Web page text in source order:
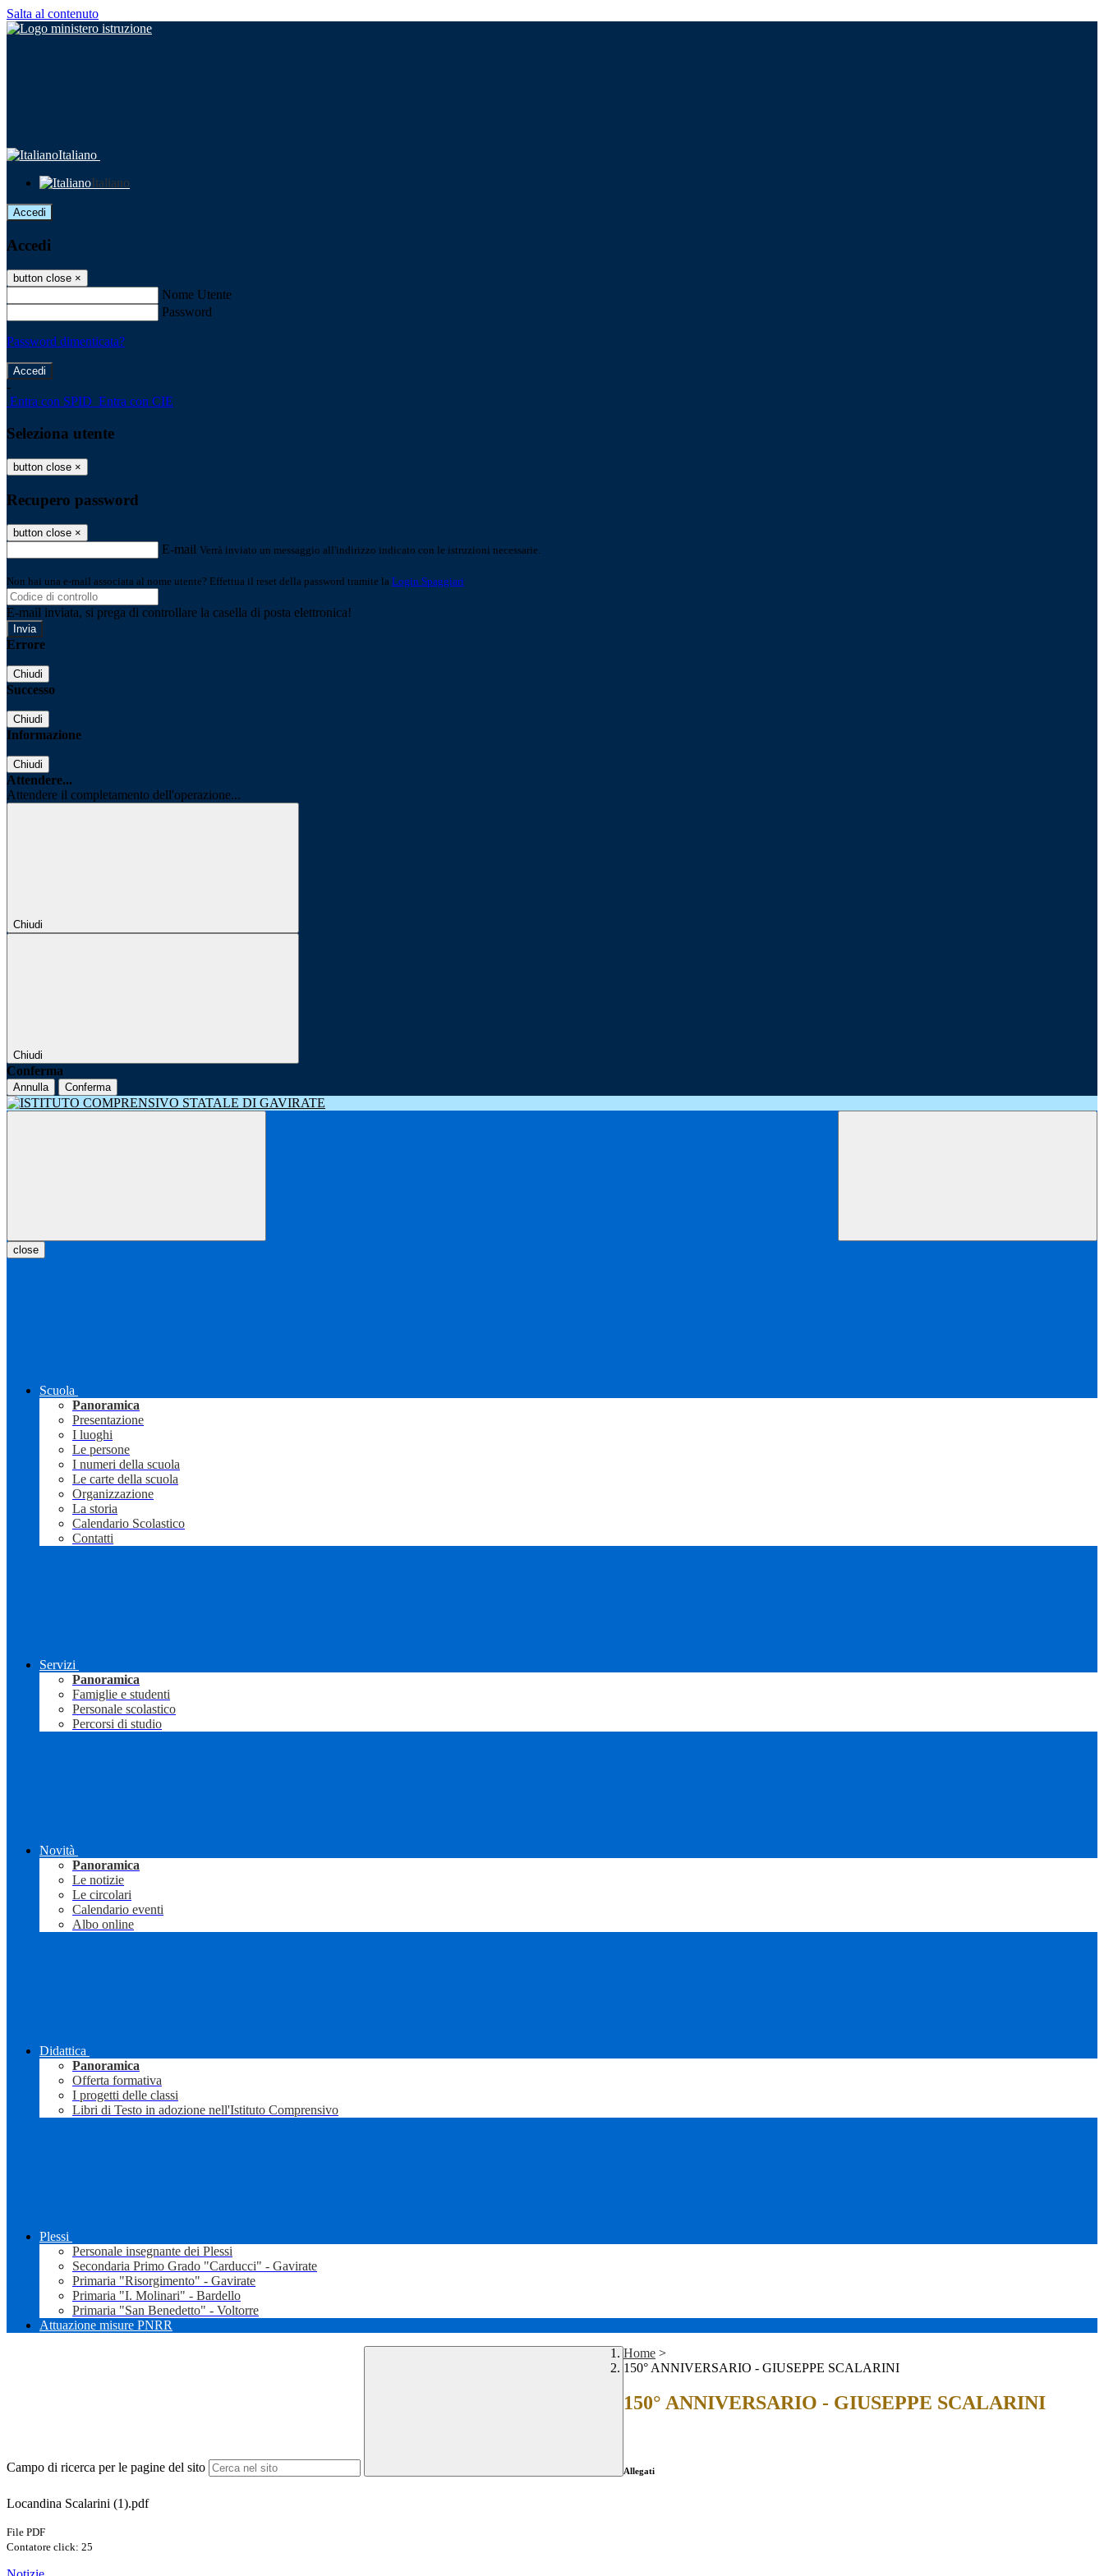
Salta al contenuto
Italiano
Italiano
Accedi
Accedi
button close ×
Nome Utente
Password
Password dimenticata?
-
Entra con SPID Entra con CIE
Seleziona utente
button close ×
Recupero password
button close ×
E-mail Verrà inviato un messaggio all'indirizzo indicato con le istruzioni necessarie.
Non hai una e-mail associata al nome utente? Effettua il reset della password tramite la Login Spaggiari
E-mail inviata, si prega di controllare la casella di posta elettronica!
Errore
Chiudi
Successo
Chiudi
Informazione
Chiudi
Attendere...
Attendere il completamento dell'operazione...
Chiudi
Chiudi
Conferma
Annulla Conferma
close
Scuola
Panoramica
Presentazione
I luoghi
Le persone
I numeri della scuola
Le carte della scuola
Organizzazione
La storia
Calendario Scolastico
Contatti
Servizi
Panoramica
Famiglie e studenti
Personale scolastico
Percorsi di studio
Novità
Panoramica
Le notizie
Le circolari
Calendario eventi
Albo online
Didattica
Panoramica
Offerta formativa
I progetti delle classi
Libri di Testo in adozione nell'Istituto Comprensivo
Plessi
Personale insegnante dei Plessi
Secondaria Primo Grado "Carducci" - Gavirate
Primaria "Risorgimento" - Gavirate
Primaria "I. Molinari" - Bardello
Primaria "San Benedetto" - Voltorre
Attuazione misure PNRR
Campo di ricerca per le pagine del sito
Home >
150° ANNIVERSARIO - GIUSEPPE SCALARINI
150° ANNIVERSARIO - GIUSEPPE SCALARINI
Allegati
Locandina Scalarini (1).pdf
File PDF
Contatore click: 25